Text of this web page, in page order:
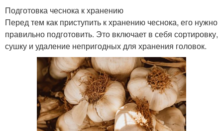
Подготовка чеснока к хранению
Перед тем как приступить к хранению чеснока, его нужно
правильно подготовить. Это включает в себя сортировку,
сушку и удаление непригодных для хранения головок.